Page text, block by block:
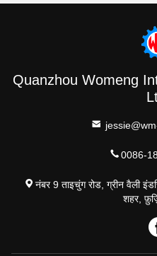
Quanzhou Womeng
0086-
नंबर 9 ताइचुंग रोड, ग्रीन वैली
शहर,